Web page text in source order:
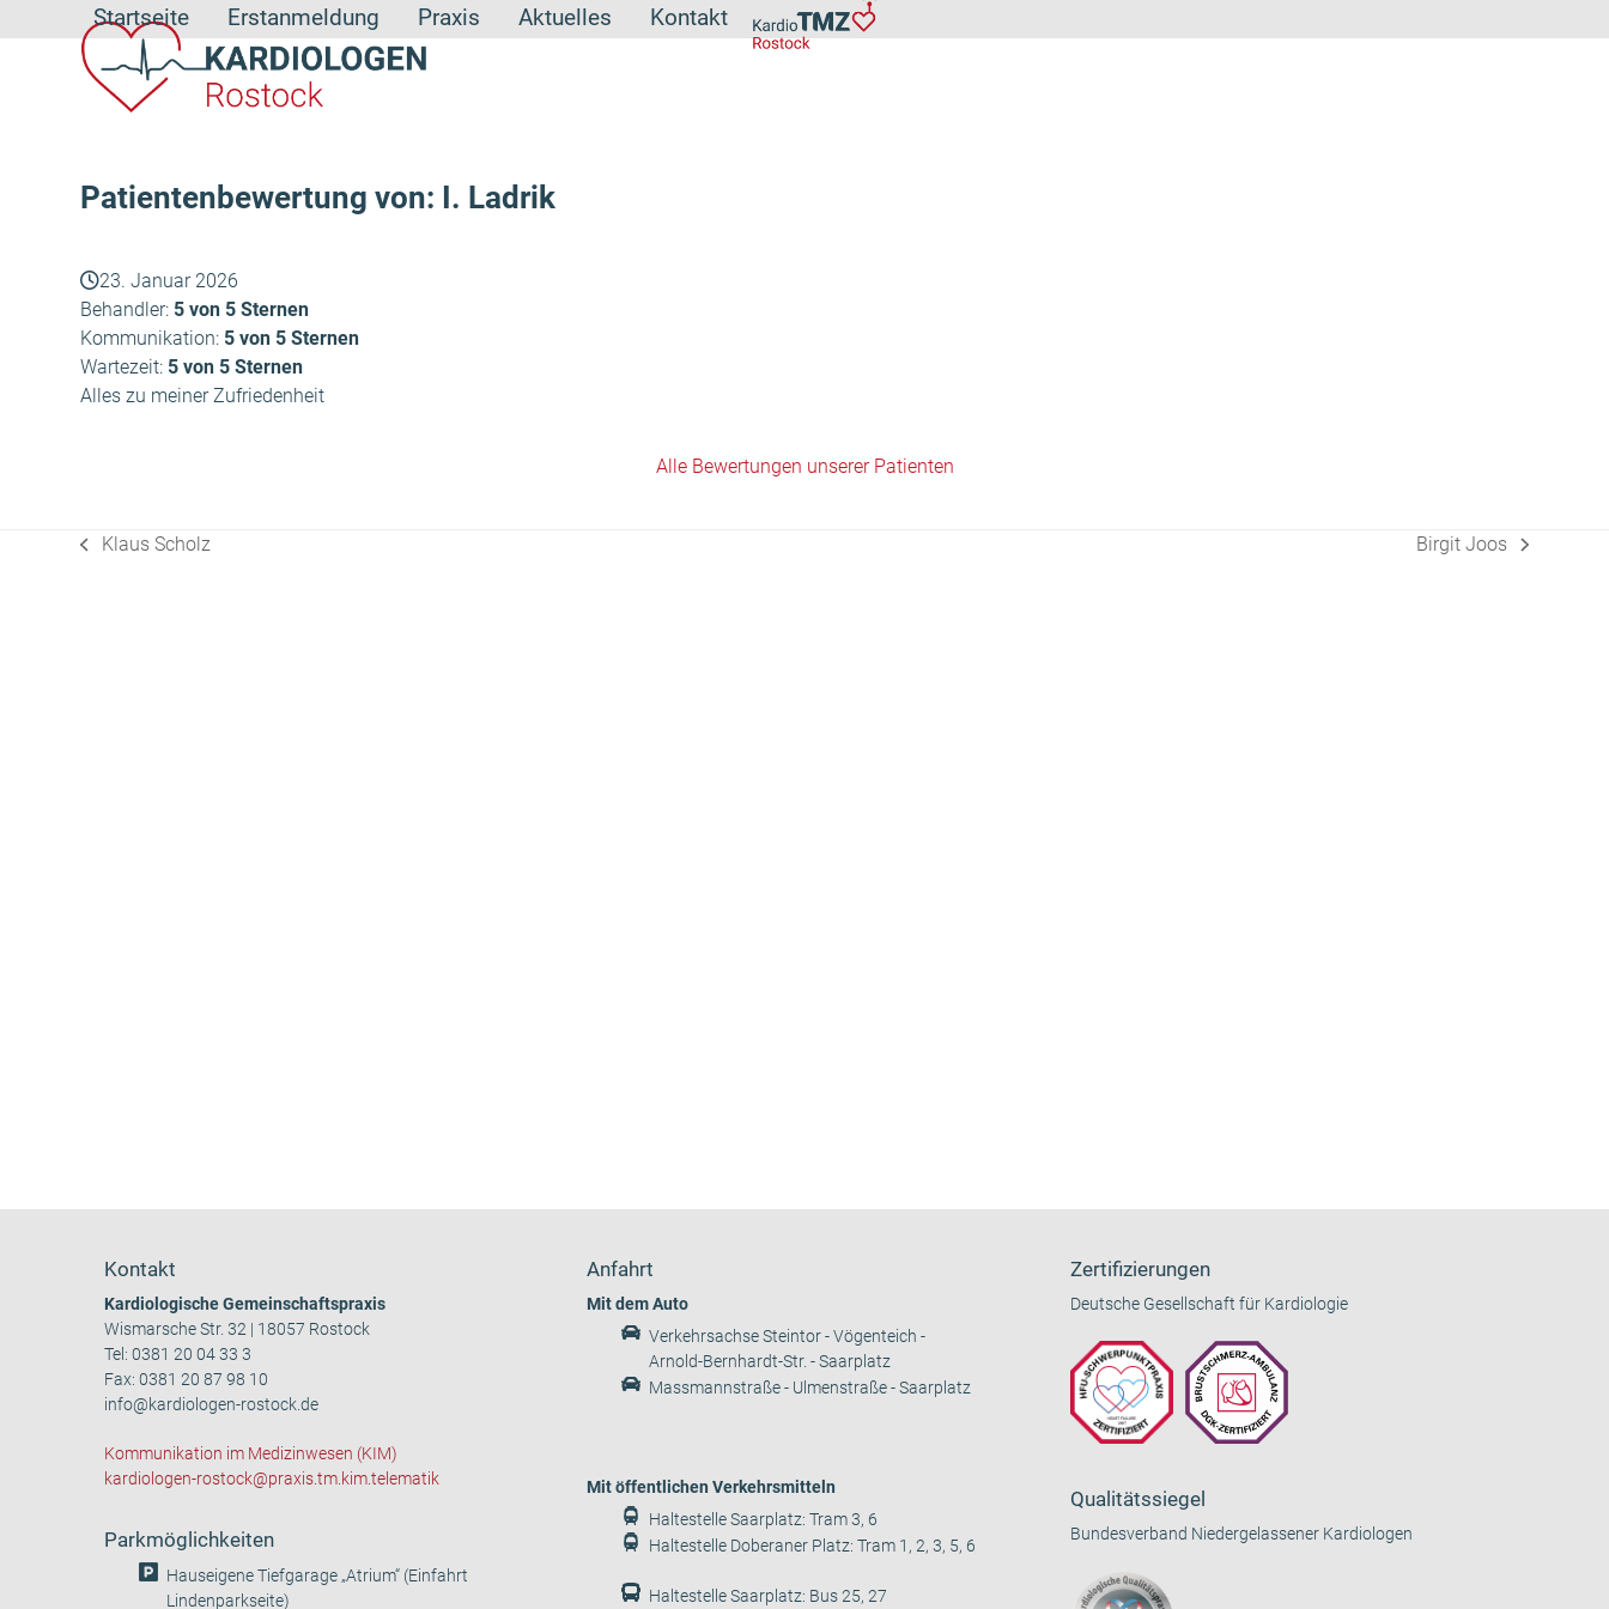
to
Startseite Erstanmeldung Praxis Aktuelles Kontakt
Patientenbewertung von: I. Ladrik
23. Januar 2026
Behandler: 5 von 5 Sternen
Kommunikation: 5 von 5 Sternen
Wartezeit: 5 von 5 Sternen
Alles zu meiner Zufriedenheit
Alle Bewertungen unserer Patienten
vorheriger
Klaus Scholz
Nächster
Birgit Joos
Kontakt
Kardiologische Gemeinschaftspraxis
Wismarsche Str. 32 | 18057 Rostock
Tel:0381 20 04 33 3
Fax: 0381 20 87 98 10
info@kardiologen-rostock.de
Kommunikation im Medizinwesen (KIM)
kardiologen-rostock@praxis.tm.kim.telematik
Parkmöglichkeiten
Hauseigene Tiefgarage „Atrium“ (Einfahrt
Lindenparkseite)
Anfahrt
Mit dem Auto
Verkehrsachse Steintor - Vögenteich -
Arnold-Bernhardt-Str. - Saarplatz
Massmannstraße - Ulmenstraße - Saarplatz
Mit öffentlichen Verkehrsmitteln
Haltestelle Saarplatz: Tram 3, 6
Haltestelle Doberaner Platz: Tram 1, 2, 3, 5, 6
Haltestelle Saarplatz: Bus 25, 27
Zertifizierungen
Deutsche Gesellschaft für Kardiologie
Qualitätssiegel
Bundesverband Niedergelassener Kardiologen